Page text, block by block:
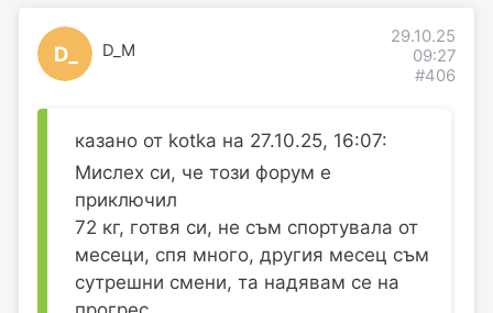
D_ D_M
29.10.25
09:27
#406
казано от kotka на 27.10.25, 16:07:
Мислех си, че този форум е
приключил
72 кг, готвя си, не съм спортувала от
месеци, спя много, другия месец съм
сутрешни смени, та надявам се на